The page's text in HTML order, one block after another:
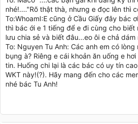
nhé!...."Rõ thật thà, nhưng e đọc lên thì
To:WhoamI:E cũng ở Cầu Giấy đây bác
thì bác ới e 1 tiếng để e đi cùng cho biết
lưu chia sẻ và biết đâu...eo ôi e chả
To: Nguyen Tu Anh: Các anh em có
bụng à? Riêng e cái khoản ăn uống e
tin. Huống chi lại là các bác có uy tín
WKT này!(?). Hãy mang đến cho các
nhé bác Tu Anh!